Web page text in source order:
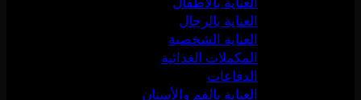
العناية بالرجال
العناية الشخصية
المكملات الغذائية
الدفاعات
العناية بالفم والأسنان